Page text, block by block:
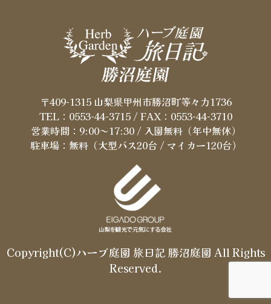
〒409-1315 山梨県甲州市勝沼町等々力1736
TEL：0553-44-3715/ FAX：0553-44-3710
営業時間：9:00～17:30 / 入園無料（年中無休）
駐車場：無料（大型バス20台 / マイカー120台）
Copyright(C)ハーブ庭園 旅日記 勝沼庭園 All Rights
Reserved.